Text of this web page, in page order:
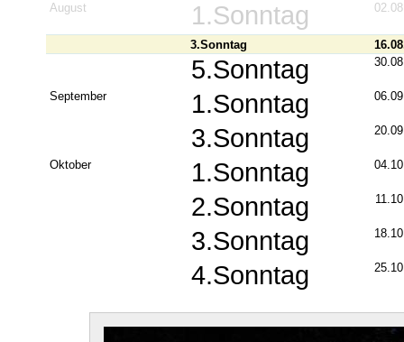
August 1.Sonntag
3.Sonntag
5.Sonntag
September 1.Sonntag
3.Sonntag
Oktober 1.Sonntag
2.Sonntag
3.Sonntag
4.Sonntag